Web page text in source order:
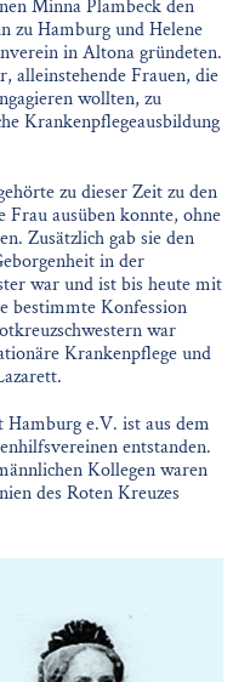
Minna Plambeck den
zu Hamburg und Helene
in Altona gründeten.
alleinstehende Frauen, die
wollten, zu
Krankenpflegeausbildung
zu dieser Zeit zu den
ausüben konnte, ohne
Zusätzlich gab sie den
in der
war und ist bis heute mit
bestimmte Konfession
war
Krankenpflege und
Hamburg e.V. ist aus dem
entstanden.
Kollegen waren
des Roten Kreuzes